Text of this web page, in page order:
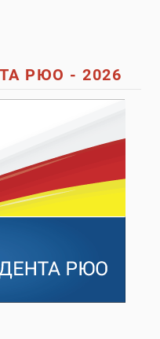
РЮО - 2026